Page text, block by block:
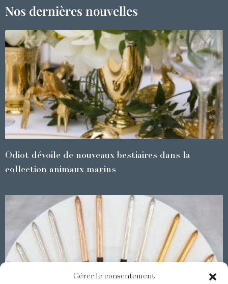
Gérer le consentement
Nos dernières nouvelles
Odiot dévoile de nouveaux bestiaires dans la
collection animaux marins